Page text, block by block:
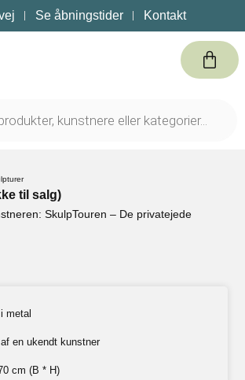
Se åbningstider Kontakt
til salg)
SkulpTouren – De privatejede
metal
en ukendt kunstner
cm (B * H)